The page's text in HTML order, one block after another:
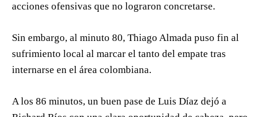
acciones ofensivas que no lograron concretarse.
Sin embargo, al minuto 80, Thiago Almada puso fin al
sufrimiento local al marcar el tanto del empate tras
internarse en el área colombiana.
A los 86 minutos, un buen pase de Luis Díaz dejó a